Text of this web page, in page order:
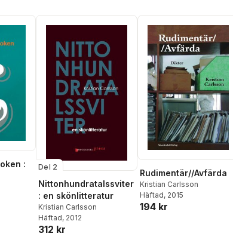
:
Del 2
Nittonhundratalssviter
: en skönlitteratur
Kristian Carlsson
Häftad, 2012
312 kr
Rudimentär//Avfärda
Kristian Carlsson
Häftad, 2015
194 kr